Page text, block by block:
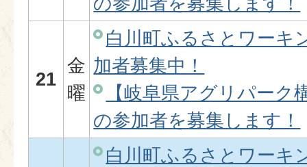
21
金
曜
白川町ふるさとワー
加者募集中！
【岐阜県アグリパーク
の参加者を募集します！
白川町ふるさとワー